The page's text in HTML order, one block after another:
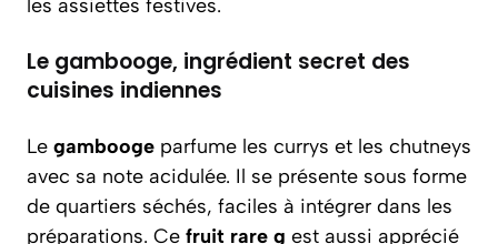
les assiettes festives.
Le gambooge, ingrédient secret des
cuisines indiennes
Le gambooge parfume les currys et les chutneys
avec sa note acidulée. Il se présente sous forme
de quartiers séchés, faciles à intégrer dans les
préparations. Ce fruit rare g est aussi apprécié